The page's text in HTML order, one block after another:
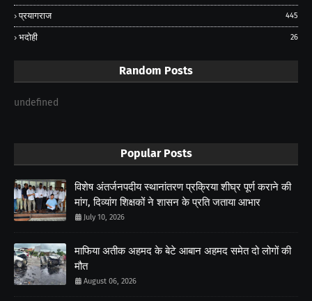
प्रयागराज 445
भदोही 26
Random Posts
undefined
Popular Posts
विशेष अंतर्जनपदीय स्थानांतरण प्रक्रिया शीघ्र पूर्ण कराने की
मांग, दिव्यांग शिक्षकों ने शासन के प्रति जताया आभार
July 10, 2026
माफिया अतीक अहमद के बेटे आबान अहमद समेत दो लोगों की
मौत
August 06, 2026